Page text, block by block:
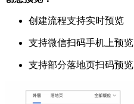
创建流程支持实时预览
支持微信扫码手机上预览
支持部分落地页扫码预览